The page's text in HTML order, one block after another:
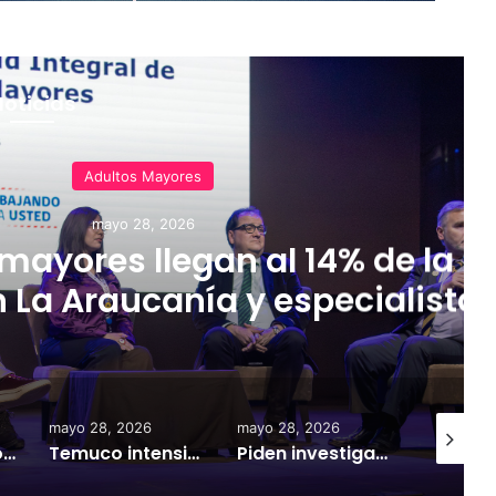
Adultos Mayores
mayo 28, 2026
llegan al 14% de la
Araucanía y especialistas
desafíos para el sistema
de salud
Personas mayores llegan al 14% de la población en La Araucanía y especialistas advierten nuevos desafíos para el sistema de salud
mayo 28, 2026
Temuco intensifica operativos para prevenir ocupación ilegal de viviendas y recuperar espacios públicos
mayo 28, 2026
Piden investigar nexos de medios de comunicación digital con la CAM
agosto 4,